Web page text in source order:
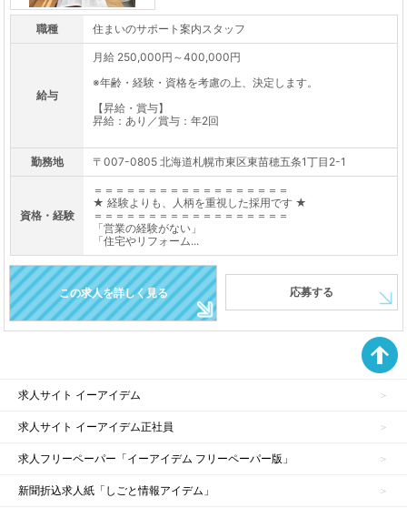
職種 住まいのサポート案内スタッフ
給与
月給 250,000円～400,000円
※年齢・経験・資格を考慮の上、決定します。
【昇給・賞与】
昇給：あり／賞与：年2回
勤務地 〒007-0805 北海道札幌市東区東苗穂五条1丁目2-1
資格・経験
＝＝＝＝＝＝＝＝＝＝＝＝＝＝＝＝＝＝
★ 経験よりも、人柄を重視した採用です ★
＝＝＝＝＝＝＝＝＝＝＝＝＝＝＝＝＝＝
「営業の経験がない」
「住宅やリフォーム...
この求人を詳しく見る 応募する
求人サイト イーアイデム
求人サイト イーアイデム正社員
求人フリーペーパー「イーアイデム フリーペーパー版」
新聞折込求人紙「しごと情報アイデム」